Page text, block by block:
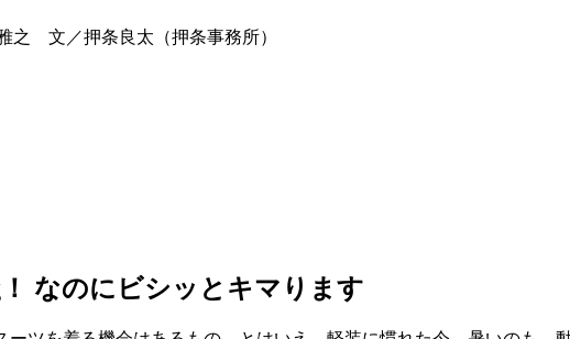
之 文／押条良太（押条事務所）
なのにビシッとキマります